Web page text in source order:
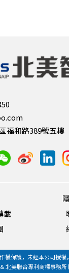
福和路389號五樓
載
權保護，未經本公司授
北美聯合專利商標事務所